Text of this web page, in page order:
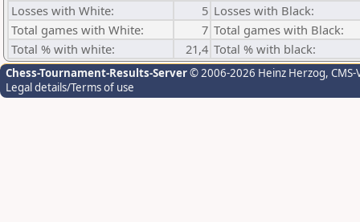
Losses with White:
5 Losses with Black:
Total games with White:
7 Total games with Black:
Total % with white:
21,4 Total % with black:
Chess-Tournament-Results-Server© 2006-2026 Heinz Herzog,
Legal details/Terms of use